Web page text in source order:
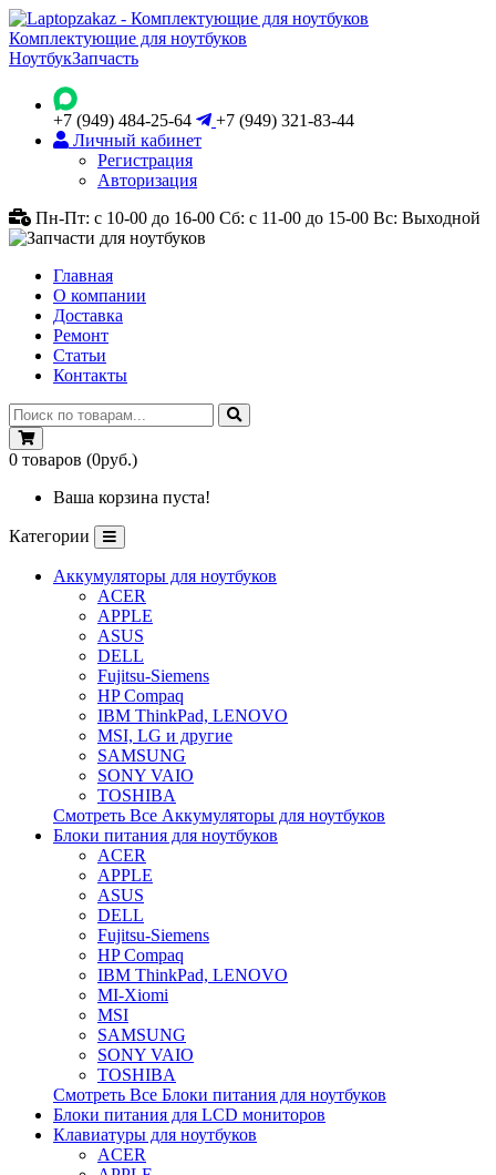
Комплектующие для ноутбуков
НоутбукЗапчасть
+7 (949) 484-25-64
+7 (949) 321-83-44
Личный кабинет
Регистрация
Авторизация
Пн-Пт: с 10-00 до 16-00 Сб: с 11-00 до 15-00 Вс: Выходной
Главная
О компании
Доставка
Ремонт
Статьи
Контакты
0 товаров (0руб.)
Ваша корзина пуста!
Категории
Аккумуляторы для ноутбуков
ACER
APPLE
ASUS
DELL
Fujitsu-Siemens
HP Compaq
IBM ThinkPad, LENOVO
MSI, LG и другие
SAMSUNG
SONY VAIO
TOSHIBA
Смотреть Все Аккумуляторы для ноутбуков
Блоки питания для ноутбуков
ACER
APPLE
ASUS
DELL
Fujitsu-Siemens
HP Compaq
IBM ThinkPad, LENOVO
MI-Xiomi
MSI
SAMSUNG
SONY VAIO
TOSHIBA
Смотреть Все Блоки питания для ноутбуков
Блоки питания для LCD мониторов
Клавиатуры для ноутбуков
ACER